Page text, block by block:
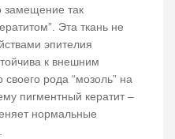
замещение так
Эта ткань не
эпителия
к внешним
рода “мозоль” на
пигментный кератит –
нормальные